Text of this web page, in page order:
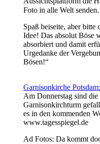
Foto in alle Welt senden.
Spaß beiseite, aber bitte
Idee! Das absolut Böse
absorbiert und damit
Urgedanke der
Bösen!“
Garnisonkirche
Am Donnerstag sind die
Garnisonkirchturm
es in den kommenden
www.tagesspiegel.de
Ad Fotos: Da kommt